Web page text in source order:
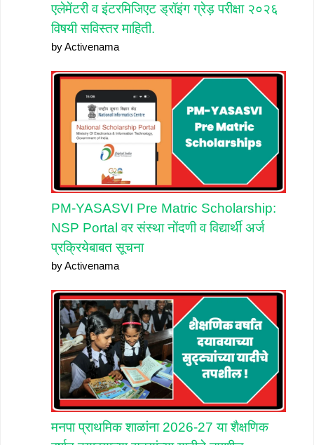
एलेमेंटरी व इंटरमिजिएट ड्रॉइंग ग्रेड़ परीक्षा २०२६
विषयी सविस्तर माहिती.
by Activenama
PM-YASASVI Pre Matric Scholarship:
NSP Portal वर संस्था नोंदणी व विद्यार्थी अर्ज
प्रक्रियेबाबत सूचना
by Activenama
मनपा प्राथमिक शाळांना 2026-27 या शैक्षणिक